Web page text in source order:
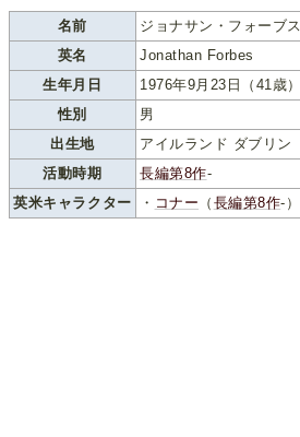
名前
ジョナサン・フォーブス
英名
Jonathan Forbes
生年月日
1976年9月23日（41歳）
性別
男
出生地
アイルランド ダブリン
活動時期
長編第8作-
英米キャラクター
・ コナー （ 長編第8作-）